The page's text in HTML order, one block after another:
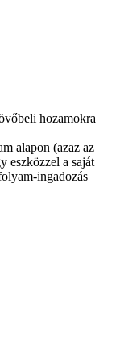
hozamokra
alapon (azaz az
eszközzel a saját
ingadozás